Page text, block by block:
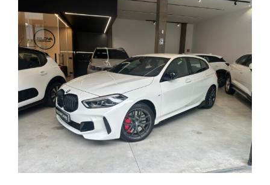
BMW 128TI